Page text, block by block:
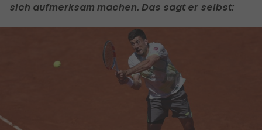
sich aufmerksam machen. Das sagt er selbst: